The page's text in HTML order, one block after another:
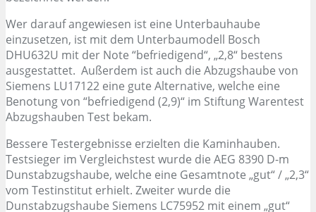
Wer darauf angewiesen ist eine Unterbauhaube
einzusetzen, ist mit dem Unterbaumodell Bosch
DHU632U mit der Note “befriedigend“, „2,8“ bestens
ausgestattet. Außerdem ist auch die Abzugshaube von
Siemens LU17122 eine gute Alternative, welche eine
Benotung von “befriedigend (2,9)“ im Stiftung Warentest
Abzugshauben Test bekam.
Bessere Testergebnisse erzielten die Kaminhauben.
Testsieger im Vergleichstest wurde die AEG 8390 D-m
Dunstabzugshaube, welche eine Gesamtnote „gut“ / „2,3“
vom Testinstitut erhielt. Zweiter wurde die
Dunstabzugshaube Siemens LC75952 mit einem „gut“